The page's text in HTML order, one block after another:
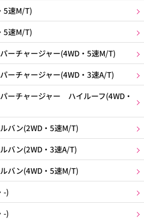
5速M/T)
5速M/T)
チャージャー(4WD・5速M/T)
チャージャー(4WD・3速A/T)
チャージャー ハイルーフ(4WD・
ン(2WD・5速M/T)
ン(2WD・3速A/T)
ン(4WD・5速M/T)
-)
-)